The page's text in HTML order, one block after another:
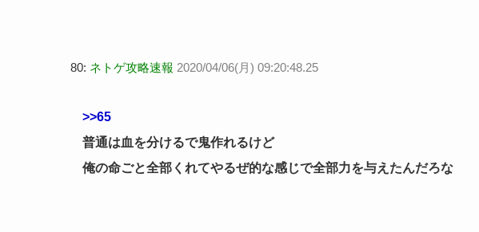
80: ネトゲ攻略速報 2020/04/06(月) 09:20:48.25
>>65
普通は血を分けるで鬼作れるけど
俺の命ごと全部くれてやるぜ的な感じで全部力を与えたんだろな